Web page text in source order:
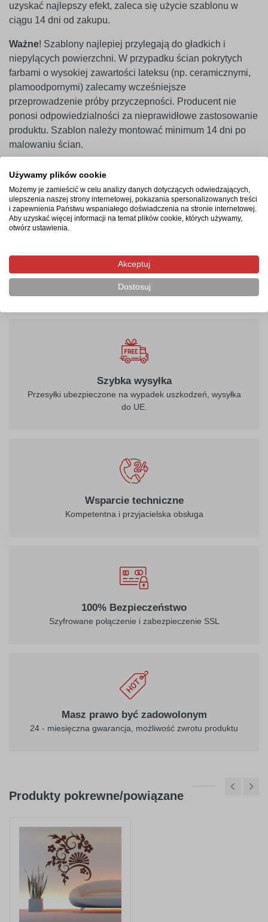
uzyskać najlepszy efekt, zaleca się użycie szablonu w
ciągu 14 dni od zakupu.
Ważne! Szablony najlepiej przylegają do gładkich i
niepylących powierzchni. W przypadku ścian pokrytych
farbami o wysokiej zawartości lateksu (np. ceramicznymi,
plamoodpornymi) zalecamy wcześniejsze
przeprowadzenie próby przyczepności. Producent nie
ponosi odpowiedzialności za nieprawidłowe zastosowanie
produktu. Szablon należy montować minimum 14 dni po
malowaniu ścian.
Termin realizacji
Produkcja rozpocznie się po zaksięgowaniu płatności i
potrwa od 2-4 dni roboczych. Następnie przesyłka
doręczenie zajmie maksymalnie 2 dni robocze od
momentu nadania.
Szybka wysyłka
Przesyłki ubezpieczone na wypadek uszkodzeń, wysyłka
do UE.
Wsparcie techniczne
Kompetentna i przyjacielska obsługa
100% Bezpieczeństwo
Szyfrowane połączenie i zabezpieczenie SSL
Masz prawo być zadowolonym
24 - miesięczna gwarancja, możliwość zwrotu produktu
Produkty pokrewne/powiązane
Używamy plików cookie
Możemy je zamieścić w celu analizy danych dotyczących odwiedzających,
ulepszenia naszej strony internetowej, pokazania spersonalizowanych treści
i zapewnienia Państwu wspaniałego doświadczenia na stronie internetowej.
Aby uzyskać więcej informacji na temat plików cookie, których używamy,
otwórz ustawienia.
Akceptuj
Dostosuj